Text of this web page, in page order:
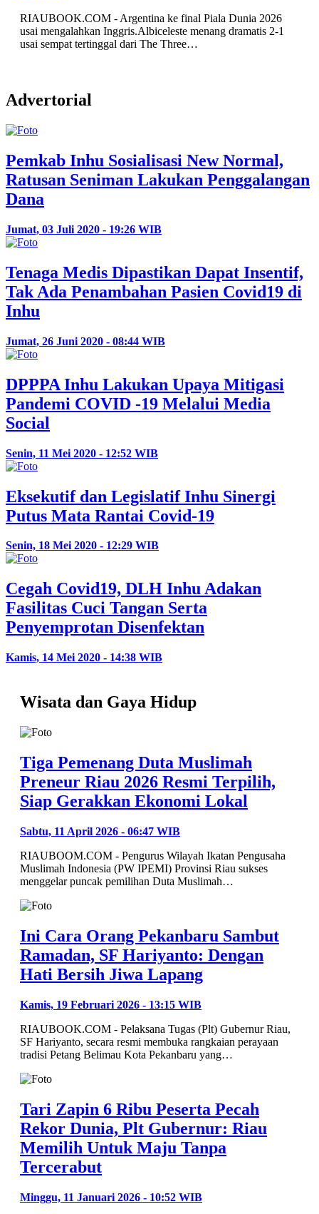
RIAUBOOK.COM - Argentina ke final Piala Dunia 2026
usai mengalahkan Inggris.Albiceleste menang dramatis 2-1
usai sempat tertinggal dari The Three…
Advertorial
Pemkab Inhu Sosialisasi New Normal,
Ratusan Seniman Lakukan Penggalangan
Dana
Jumat, 03 Juli 2020 - 19:26 WIB
Tenaga Medis Dipastikan Dapat Insentif,
Tak Ada Penambahan Pasien Covid19 di
Inhu
Jumat, 26 Juni 2020 - 08:44 WIB
DPPPA Inhu Lakukan Upaya Mitigasi
Pandemi COVID -19 Melalui Media
Social
Senin, 11 Mei 2020 - 12:52 WIB
Eksekutif dan Legislatif Inhu Sinergi
Putus Mata Rantai Covid-19
Senin, 18 Mei 2020 - 12:29 WIB
Cegah Covid19, DLH Inhu Adakan
Fasilitas Cuci Tangan Serta
Penyemprotan Disenfektan
Kamis, 14 Mei 2020 - 14:38 WIB
Wisata dan Gaya Hidup
Tiga Pemenang Duta Muslimah
Preneur Riau 2026 Resmi Terpilih,
Siap Gerakkan Ekonomi Lokal
Sabtu, 11 April 2026 - 06:47 WIB
RIAUBOOM.COM - Pengurus Wilayah Ikatan Pengusaha
Muslimah Indonesia (PW IPEMI) Provinsi Riau sukses
menggelar puncak pemilihan Duta Muslimah…
Ini Cara Orang Pekanbaru Sambut
Ramadan, SF Hariyanto: Dengan
Hati Bersih Jiwa Lapang
Kamis, 19 Februari 2026 - 13:15 WIB
RIAUBOOK.COM - Pelaksana Tugas (Plt) Gubernur Riau,
SF Hariyanto, secara resmi membuka rangkaian perayaan
tradisi Petang Belimau Kota Pekanbaru yang…
Tari Zapin 6 Ribu Peserta Pecah
Rekor Dunia, Plt Gubernur: Riau
Memilih Untuk Maju Tanpa
Tercerabut
Minggu, 11 Januari 2026 - 10:52 WIB